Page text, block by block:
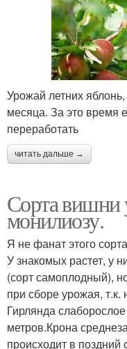
Урожай летних
месяца. За это время
переработать
читать дальше →
Сорта вишни
монилиозу.
Я не фанат этого
У знакомых растет, у
(сорт самоплодный),
при сборе урожая,
Гирлянда
метров.Крона
происходит в